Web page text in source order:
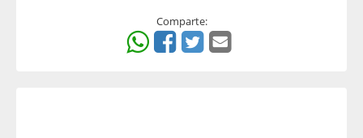
Comparte: